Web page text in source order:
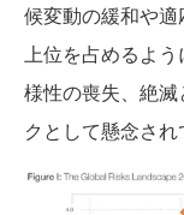
候変動の緩和や
上位を占めるよ
様性の喪失、絶
クとして懸念され